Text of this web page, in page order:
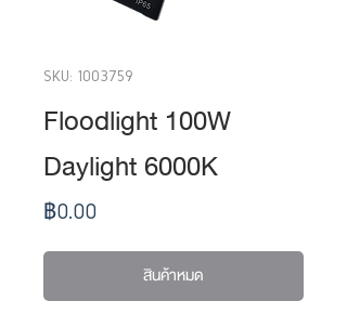
SKU: 1003759
Floodlight 100W
Daylight 6000K
฿0.00ราคา
สินค้าหมด